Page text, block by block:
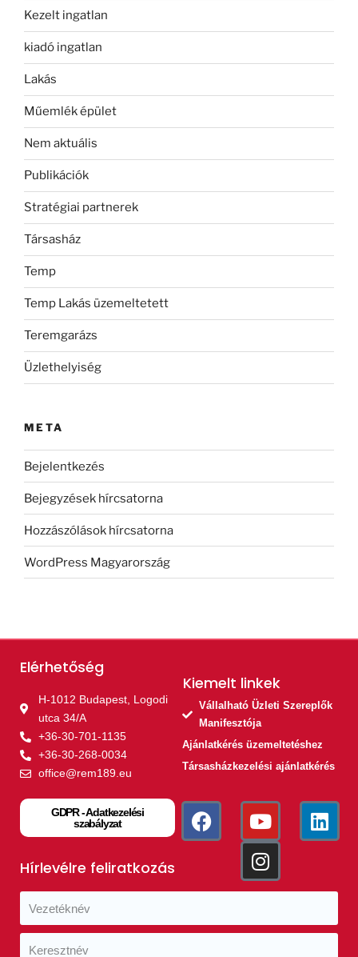
Kezelt ingatlan
kiadó ingatlan
Lakás
Műemlék épület
Nem aktuális
Publikációk
Stratégiai partnerek
Társasház
Temp
Temp Lakás üzemeltetett
Teremgarázs
Üzlethelyiség
META
Bejelentkezés
Bejegyzések hírcsatorna
Hozzászólások hírcsatorna
WordPress Magyarország
Elérhetőség
H-1012 Budapest, Logodi
utca 34/A
+36-30-701-1135
+36-30-268-0034
office@rem189.eu
GDPR - Adatkezelési
szabályzat
Kiemelt linkek​
Vállalható Üzleti Szereplők
Manifesztója
Ajánlatkérés üzemeltetéshez
Társasházkezelési ajánlatkérés
Hírlevélre feliratkozás